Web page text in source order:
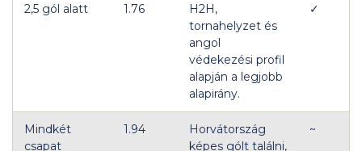
2,5 gól alatt 1.76
H2H,
tornahelyzet és
angol
védekezési profil
alapján a legjobb
alapirány.
✓
Mindkét
csapat
1.94
Horvátország
képes gólt találni,
~